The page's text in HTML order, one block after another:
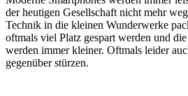
der heutigen Gesellschaft nicht mehr
Technik in die kleinen Wunderwerke
oftmals viel Platz gespart werden und
werden immer kleiner. Oftmals leider
gegenüber stürzen.